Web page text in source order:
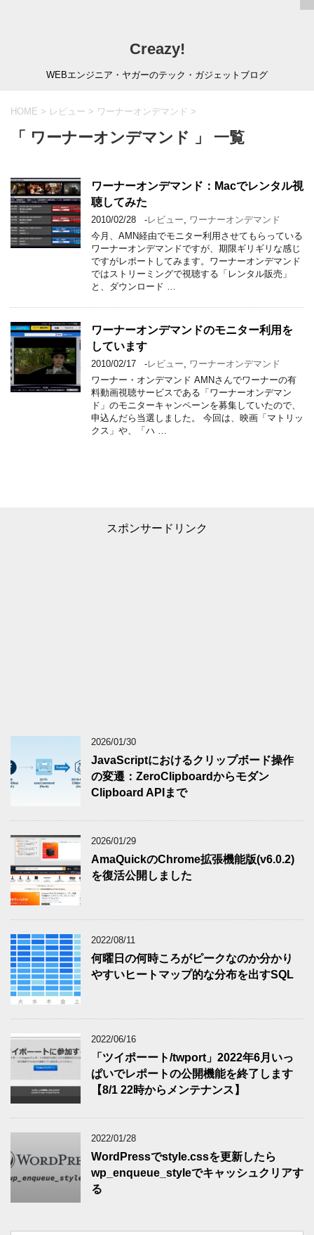
Creazy!
WEBエンジニア・ヤガーのテック・ガジェットブログ
HOME > レビュー > ワーナーオンデマンド >
「 ワーナーオンデマンド 」 一覧
ワーナーオンデマンド：Macでレンタル視
聴してみた
2010/02/28 -レビュー, ワーナーオンデマンド
今月、AMN経由でモニター利用させてもらっている
ワーナーオンデマンドですが、期限ギリギリな感じ
ですがレポートしてみます。ワーナーオンデマンド
ではストリーミングで視聴する「レンタル販売」
と、ダウンロード …
ワーナーオンデマンドのモニター利用を
しています
2010/02/17 -レビュー, ワーナーオンデマンド
ワーナー・オンデマンド AMNさんでワーナーの有
料動画視聴サービスである「ワーナーオンデマン
ド」のモニターキャンペーンを募集していたので、
申込んだら当選しました。 今回は、映画「マトリッ
クス」や、「ハ …
スポンサードリンク
2026/01/30
JavaScriptにおけるクリップボード操作
の変遷：ZeroClipboardからモダン
Clipboard APIまで
2026/01/29
AmaQuickのChrome拡張機能版(v6.0.2)
を復活公開しました
2022/08/11
何曜日の何時ころがピークなのか分かり
やすいヒートマップ的な分布を出すSQL
2022/06/16
「ツイポーート/twport」2022年6月いっ
ぱいでレポートの公開機能を終了します
【8/1 22時からメンテナンス】
2022/01/28
WordPressでstyle.cssを更新したら
wp_enqueue_styleでキャッシュクリアす
る